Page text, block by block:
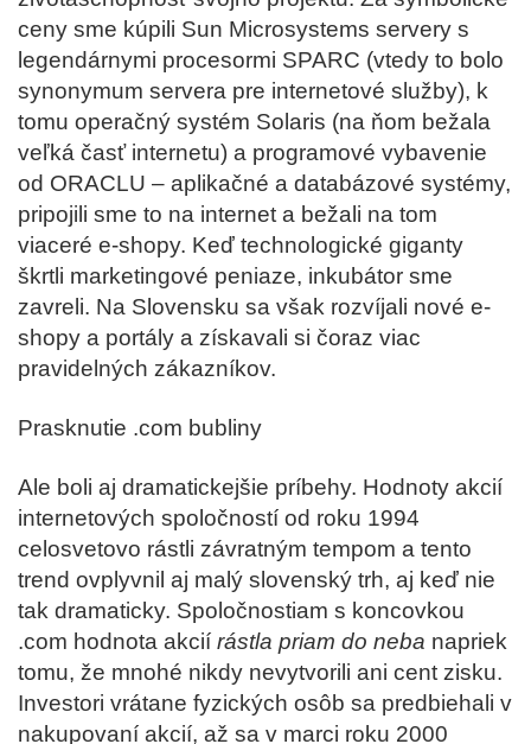
ceny sme kúpili Sun Microsystems servery s
legendárnymi procesormi SPARC (vtedy to bolo
synonymum servera pre internetové služby), k
tomu operačný systém Solaris (na ňom bežala
veľká časť internetu) a programové vybavenie
od ORACLU – aplikačné a databázové systémy,
pripojili sme to na internet a bežali na tom
viaceré e-shopy. Keď technologické giganty
škrtli marketingové peniaze, inkubátor sme
zavreli. Na Slovensku sa však rozvíjali nové e-
shopy a portály a získavali si čoraz viac
pravidelných zákazníkov.
Prasknutie .com bubliny
Ale boli aj dramatickejšie príbehy. Hodnoty akcií
internetových spoločností od roku 1994
celosvetovo rástli závratným tempom a tento
trend ovplyvnil aj malý slovenský trh, aj keď nie
tak dramaticky. Spoločnostiam s koncovkou
.com hodnota akcií rástla priam do neba napriek
tomu, že mnohé nikdy nevytvorili ani cent zisku.
Investori vrátane fyzických osôb sa predbiehali v
nakupovaní akcií, až sa v marci roku 2000